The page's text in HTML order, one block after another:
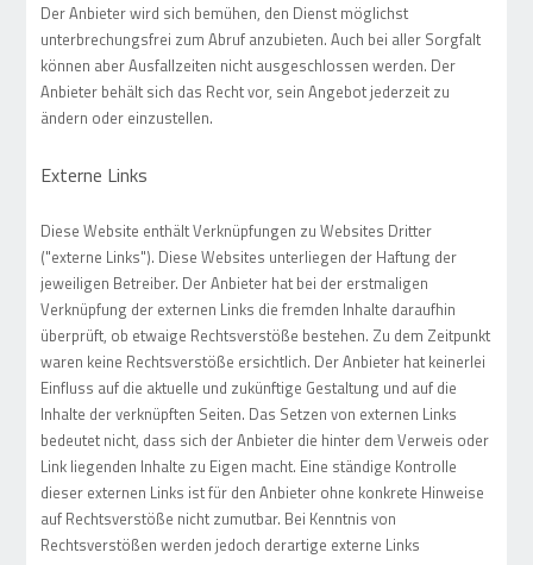
Der Anbieter wird sich bemühen, den Dienst möglichst
unterbrechungsfrei zum Abruf anzubieten. Auch bei aller Sorgfalt
können aber Ausfallzeiten nicht ausgeschlossen werden. Der
Anbieter behält sich das Recht vor, sein Angebot jederzeit zu
ändern oder einzustellen.
Externe Links
Diese Website enthält Verknüpfungen zu Websites Dritter
("externe Links"). Diese Websites unterliegen der Haftung der
jeweiligen Betreiber. Der Anbieter hat bei der erstmaligen
Verknüpfung der externen Links die fremden Inhalte daraufhin
überprüft, ob etwaige Rechtsverstöße bestehen. Zu dem Zeitpunkt
waren keine Rechtsverstöße ersichtlich. Der Anbieter hat keinerlei
Einfluss auf die aktuelle und zukünftige Gestaltung und auf die
Inhalte der verknüpften Seiten. Das Setzen von externen Links
bedeutet nicht, dass sich der Anbieter die hinter dem Verweis oder
Link liegenden Inhalte zu Eigen macht. Eine ständige Kontrolle
dieser externen Links ist für den Anbieter ohne konkrete Hinweise
auf Rechtsverstöße nicht zumutbar. Bei Kenntnis von
Rechtsverstößen werden jedoch derartige externe Links